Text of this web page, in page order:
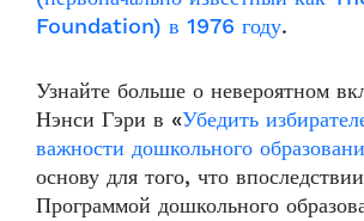
Foundation) в 1976 году.
Узнайте больше о невероятном
Нэнси Гэри в «Убедить
важности дошкольного
основу для того, что
Программой дошкольного